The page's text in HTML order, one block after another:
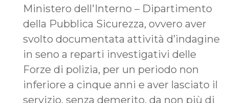
Ministero dell'Interno – Dipartimento
della Pubblica Sicurezza, ovvero aver
svolto documentata attività d’indagine
in seno a reparti investigativi delle
Forze di polizia, per un periodo non
inferiore a cinque anni e aver lasciato il
servizio, senza demerito, da non più di